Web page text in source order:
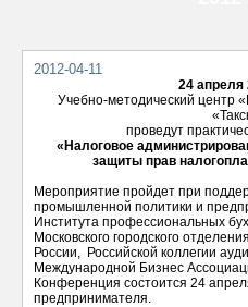
2012-04-11
24 апреля
Учебно-методический центр
проведут
«Налоговое
защиты прав
Мероприятие пройдет при
промышленной политики и
Института профессиональных
Московского городского
России, Российской коллегии
Международной Бизнес
Конференция состоится 24
предпринимателя.